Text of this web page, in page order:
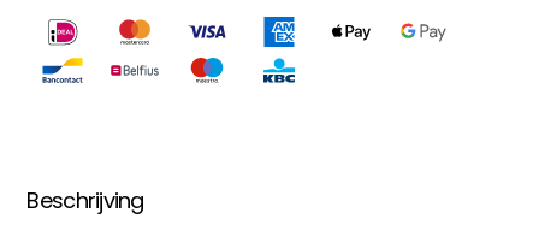
Beschrijving